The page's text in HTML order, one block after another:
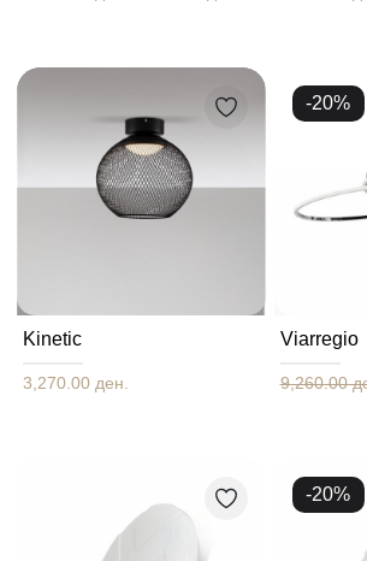
Kinetic
3,270.00 ден.
-20%
Viarregio
9,260.00
-20%